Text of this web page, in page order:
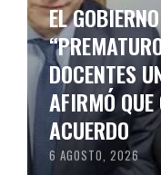
EL
DOCENTES
AFIRMÓ
ACUERDO
6 AGOSTO, 2026